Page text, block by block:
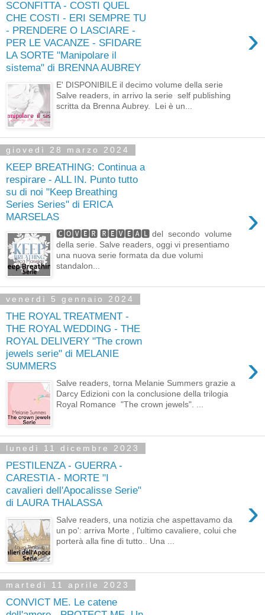
SCONFITTA - COSTI QUEL
CHE COSTI - ERI SEMPRE TU
- PRENDERE O LASCIARE -
PER LE VACANZE - SFIDARE
LA SORTE "Manipolare il
sistema" di BRENNA AUBREY
›
E' DISPONIBILE il decimo volume della serie
Salve readers, in arrivo la serie self publishing
scritta da Brenna Aubrey. Lei è un...
giovedì 28 marzo 2024
KEEP BREATHING: Continua a
respirare - ALL IN. Punto tutto
su di noi "Keep Breathing
Series Series" di ERICA
MARSELAS
›
🅲🅾🆅🅴🆁 🆁🅴🆅🅴🅰🅻 del secondo volume
della serie. Salve readers, oggi vi presentiamo
una nuova serie formata da due volumi
standalon...
venerdì 5 gennaio 2024
THE ROYAL TREATMENT -
THE ROYAL WEDDING - THE
ROYAL DELIVERY "The crown
jewels serie" di MELANIE
SUMMERS
›
Salve readers, torna Melanie Summers grazie a
Darcy Edizioni con la conclusione della trilogia
Royal Romance "The crown jewels". ...
lunedì 11 dicembre 2023
PESTILENZA - GUERRA -
CARESTIA - MORTE "I
cavalieri dell'Apocalisse Serie"
di LAURA THALASSA
›
Salve readers, una notizia che aspettavamo da
un po': arriva Morte , l'ultimo cavaliere, colui che
porterà alla fine di tutto.. Una ...
martedì 11 aprile 2023
CONVICT ME. Le catene